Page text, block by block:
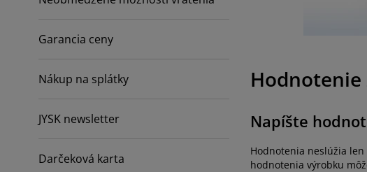
skrine
do spálne
rámy
s úložným priestorom
nábytku
osvetlenie
izba
Garancia ceny
Nákup na splátky
JYSK newsletter
Darčeková karta
Hodnotenie
Napíšte
Hodnotenia neslúžia
hodnotenia výrobku